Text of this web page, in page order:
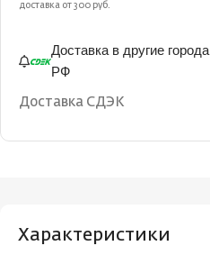
доставка от 300 руб.
Доставка в другие города
РФ
Доставка СДЭК
Характеристики